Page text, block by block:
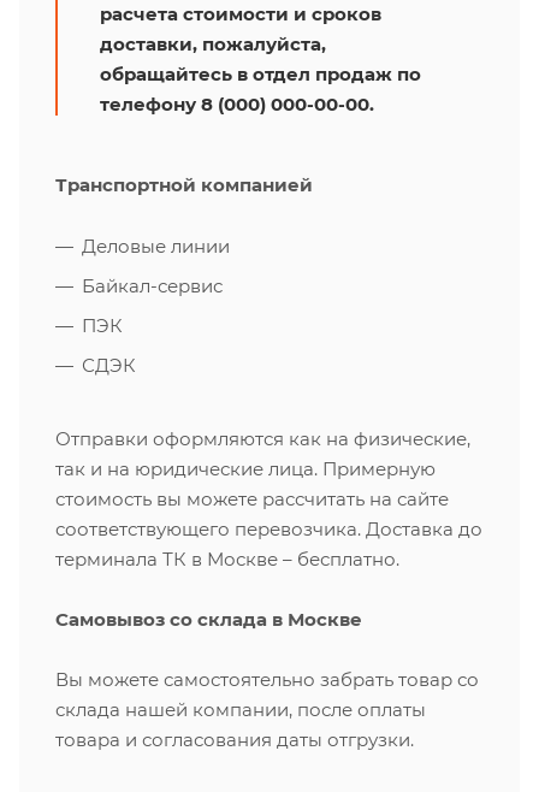
расчета стоимости и сроков
доставки, пожалуйста,
обращайтесь в отдел продаж по
телефону 8 (000) 000-00-00.
Транспортной компанией
Деловые линии
Байкал-сервис
ПЭК
СДЭК
Отправки оформляются как на физические,
так и на юридические лица. Примерную
стоимость вы можете рассчитать на сайте
соответствующего перевозчика. Доставка до
терминала ТК в Москве – бесплатно.
Самовывоз со склада в Москве
Вы можете самостоятельно забрать товар со
склада нашей компании, после оплаты
товара и согласования даты отгрузки.